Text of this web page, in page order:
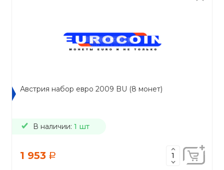
Австрия набор евро 2009 BU (8 монет)
В наличии: 1 шт
1 953 a